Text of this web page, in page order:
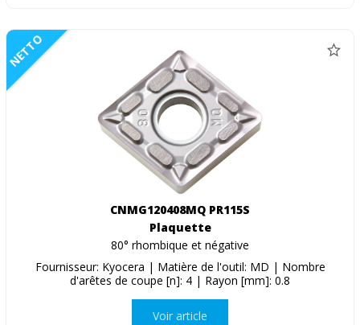
NETTO
CNMG120408MQ PR115S
Plaquette
80° rhombique et négative
Fournisseur: Kyocera | Matière de l'outil: MD | Nombre
d'arêtes de coupe [n]: 4 | Rayon [mm]: 0.8
Voir article